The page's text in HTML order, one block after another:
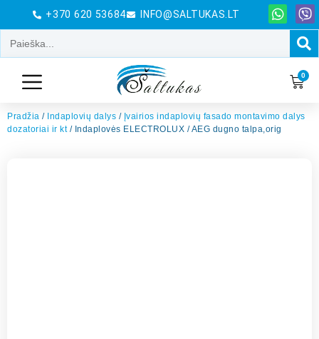
+370 620 53684 INFO@SALTUKAS.LT
0
Pradžia / Indaplovių dalys / Įvairios indaplovių fasado montavimo dalys
dozatoriai ir kt/ Indaplovės ELECTROLUX / AEG dugno talpa,orig